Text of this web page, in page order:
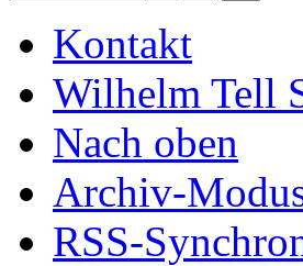
Kontakt
Wilhelm Tell
Nach oben
Archiv-
RSS-